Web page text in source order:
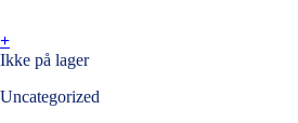
+
Ikke på lager
Uncategorized